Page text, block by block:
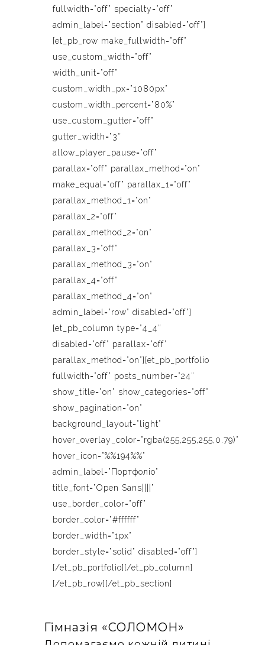
fullwidth=”off” specialty=”off”
admin_label=”section” disabled=”off”]
[et_pb_row make_fullwidth=”off”
use_custom_width=”off”
width_unit=”off”
custom_width_px=”1080px”
custom_width_percent=”80%”
use_custom_gutter=”off”
gutter_width=”3″
allow_player_pause=”off”
parallax=”off” parallax_method=”on”
make_equal=”off” parallax_1=”off”
parallax_method_1=”on”
parallax_2=”off”
parallax_method_2=”on”
parallax_3=”off”
parallax_method_3=”on”
parallax_4=”off”
parallax_method_4=”on”
admin_label=”row” disabled=”off”]
[et_pb_column type=”4_4″
disabled=”off” parallax=”off”
parallax_method=”on”][et_pb_portfolio
fullwidth=”off” posts_number=”24″
show_title=”on” show_categories=”off”
show_pagination=”on”
background_layout=”light”
hover_overlay_color=”rgba(255,255,255,0.79)”
hover_icon=”%%194%%”
admin_label=”Портфоліо”
title_font=”Open Sans||||”
use_border_color=”off”
border_color=”#ffffff”
border_width=”1px”
border_style=”solid” disabled=”off”]
[/et_pb_portfolio][/et_pb_column]
[/et_pb_row][/et_pb_section]
Гімназія «‎СОЛОМОН»